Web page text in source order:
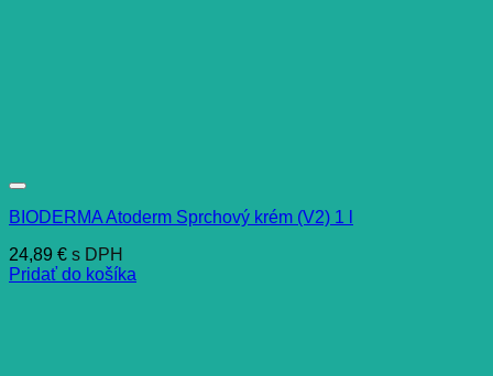
BIODERMA Atoderm Sprchový krém (V2) 1 l
24,89 € s DPH
Pridať do košíka